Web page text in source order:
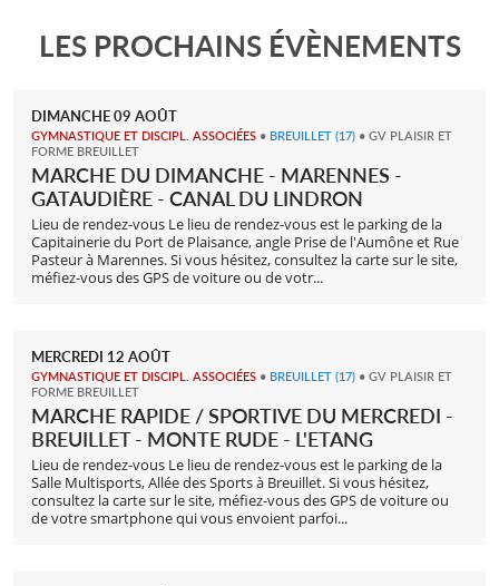
LES PROCHAINS ÉVÈNEMENTS
DIMANCHE09 AOÛT
GYMNASTIQUE ET DISCIPL. ASSOCIÉES • BREUILLET (17) • GV PLAISIR ET
FORME BREUILLET
MARCHE DU DIMANCHE - MARENNES -
GATAUDIÈRE - CANAL DU LINDRON
Lieu de rendez-vous Le lieu de rendez-vous est le parking de la
Capitainerie du Port de Plaisance, angle Prise de l'Aumône et Rue
Pasteur à Marennes. Si vous hésitez, consultez la carte sur le site,
méfiez-vous des GPS de voiture ou de votr...
MERCREDI 12 AOÛT
GYMNASTIQUE ET DISCIPL. ASSOCIÉES • BREUILLET (17) • GV PLAISIR ET
FORME BREUILLET
MARCHE RAPIDE / SPORTIVE DU MERCREDI -
BREUILLET - MONTE RUDE - L'ETANG
Lieu de rendez-vous Le lieu de rendez-vous est le parking de la
Salle Multisports, Allée des Sports à Breuillet. Si vous hésitez,
consultez la carte sur le site, méfiez-vous des GPS de voiture ou
de votre smartphone qui vous envoient parfoi...